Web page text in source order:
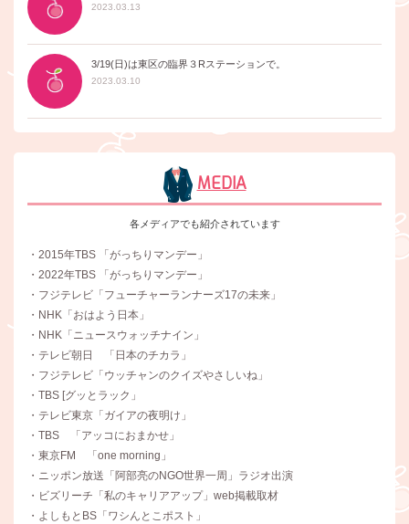
2023.03.13
3/19(日)は東区の臨界３Rステーションで。
2023.03.10
MEDIA
各メディアでも紹介されています
・2015年TBS 「がっちりマンデー」
・2022年TBS 「がっちりマンデー」
・フジテレビ「フューチャーランナーズ17の未来」
・NHK「おはよう日本」
・NHK「ニュースウォッチナイン」
・テレビ朝日 「日本のチカラ」
・フジテレビ「ウッチャンのクイズやさしいね」
・TBS [グッとラック」
・テレビ東京「ガイアの夜明け」
・TBS 「アッコにおまかせ」
・東京FM 「one morning」
・ニッポン放送「阿部亮のNGO世界一周」ラジオ出演
・ビズリーチ「私のキャリアアップ」web掲載取材
・よしもとBS「ワシんとこポスト」